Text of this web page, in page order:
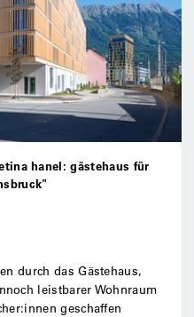
hanel: gästehaus für
durch das Gästehaus,
leistbarer Wohnraum
geschaffen